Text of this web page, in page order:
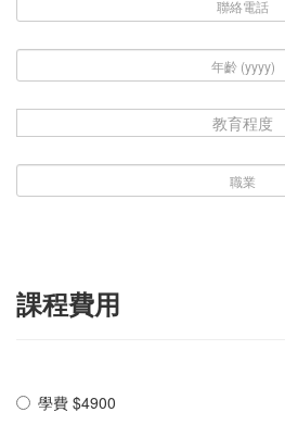
教育程度
課程費用
學費 $4900